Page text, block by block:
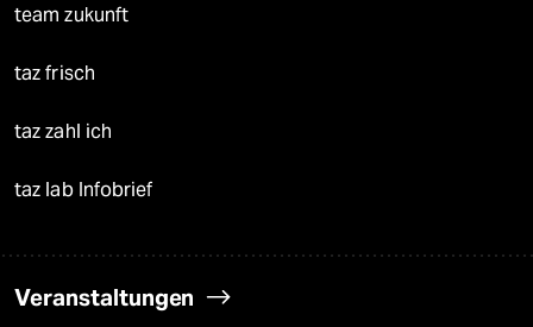
team zukunft
taz frisch
taz zahl ich
taz lab Infobrief
Veranstaltungen